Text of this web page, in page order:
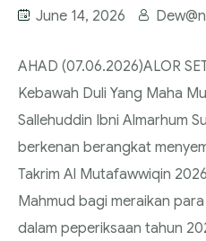
June 14, 2026 Dew@n
‎AHAD (07.06.2026)‎‎ALOR
Kebawah Duli Yang Maha
Sallehuddin Ibni Almarhum
berkenan berangkat
Takrim Al Mutafawwiqin
Mahmud bagi meraikan
dalam peperiksaan tahun